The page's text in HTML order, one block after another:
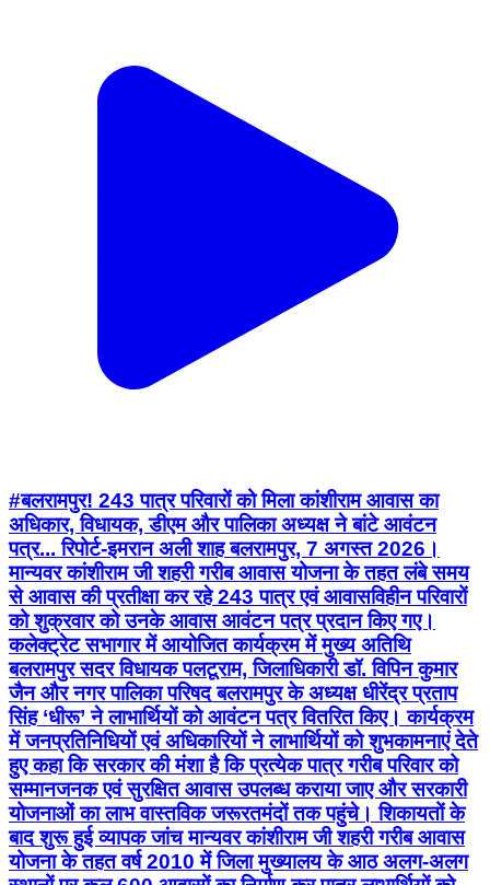
#बलरामपुर! 243 पात्र परिवारों को मिला कांशीराम आवास का
अधिकार, विधायक, डीएम और पालिका अध्यक्ष ने बांटे आवंटन
पत्र... रिपोर्ट-इमरान अली शाह बलरामपुर, 7 अगस्त 2026।
मान्यवर कांशीराम जी शहरी गरीब आवास योजना के तहत लंबे समय
से आवास की प्रतीक्षा कर रहे 243 पात्र एवं आवासविहीन परिवारों
को शुक्रवार को उनके आवास आवंटन पत्र प्रदान किए गए।
कलेक्ट्रेट सभागार में आयोजित कार्यक्रम में मुख्य अतिथि
बलरामपुर सदर विधायक पलटूराम, जिलाधिकारी डॉ. विपिन कुमार
जैन और नगर पालिका परिषद बलरामपुर के अध्यक्ष धीरेंद्र प्रताप
सिंह ‘धीरू’ ने लाभार्थियों को आवंटन पत्र वितरित किए। कार्यक्रम
में जनप्रतिनिधियों एवं अधिकारियों ने लाभार्थियों को शुभकामनाएं देते
हुए कहा कि सरकार की मंशा है कि प्रत्येक पात्र गरीब परिवार को
सम्मानजनक एवं सुरक्षित आवास उपलब्ध कराया जाए और सरकारी
योजनाओं का लाभ वास्तविक जरूरतमंदों तक पहुंचे। शिकायतों के
बाद शुरू हुई व्यापक जांच मान्यवर कांशीराम जी शहरी गरीब आवास
योजना के तहत वर्ष 2010 में जिला मुख्यालय के आठ अलग-अलग